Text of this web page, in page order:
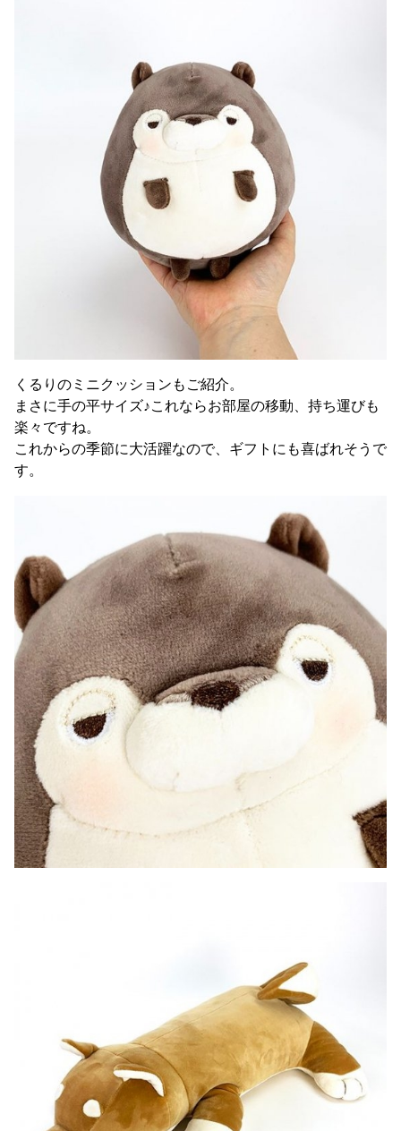
くるりのミニクッションもご紹介。
まさに手の平サイズ♪これならお部屋の移動、持ち運びも
楽々ですね。
これからの季節に大活躍なので、ギフトにも喜ばれそうで
す。